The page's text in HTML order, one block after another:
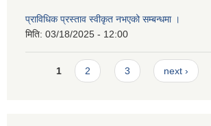
प्राविधिक प्रस्ताव स्वीकृत नभएको सम्बन्धमा ।
मिति: 03/18/2025 - 12:00
Pages
1 2 3 next ›